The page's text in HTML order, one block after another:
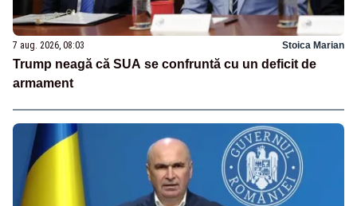
7 aug. 2026, 08:03 Stoica Marian
Trump neagă că SUA se confruntă cu un deficit de
armament